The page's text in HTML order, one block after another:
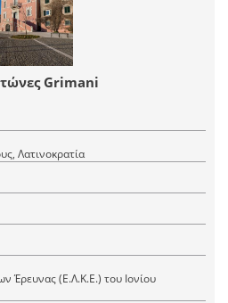
Grimani
Λατινοκρατία
Έρευνας (Ε.Λ.Κ.Ε.) του Ιονίου